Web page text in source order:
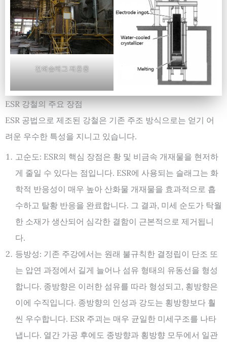
전해슬래그 재용융
ESR 강철의 주요 장점
ESR 공법으로 제조된 강철은 기존 주조 방식으로는 얻기 어
려운 우수한 특성을 지니고 있습니다.
고순도: ESR의 핵심 장점은 황 및 비금속 개재물을 현저하
게 줄일 수 있다는 점입니다. ESR에 사용되는 슬래그는 화
학적 반응성이 매우 높아 산화물 개재물을 효과적으로 흡
수하고 탈황 반응을 완료합니다. 그 결과, 미세 순도가 탁월
한 소재가 생산되어 심각한 결함이 근본적으로 제거됩니
다.
등방성: 기존 주강에서는 원래 불규칙한 결정립이 단조 또
는 압연 과정에서 길게 늘어나 섬유 형태의 유동선을 형성
합니다. 종방향은 이러한 섬유를 따라 형성되고, 횡방향은
이에 수직입니다. 종방향의 인성과 강도는 횡방향보다 훨
씬 우수합니다. ESR 주괴는 매우 균일한 미세구조를 나타
냅니다. 열간 가공 후에도 종방향과 횡방향 모두에서 일관